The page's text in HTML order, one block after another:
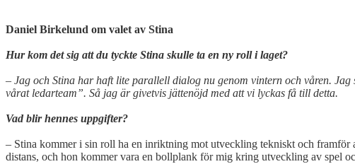
Daniel Birkelund om valet av Stina
Hur kom det sig att du tyckte Stina skulle ta en ny roll i laget?
– Jag och Stina har haft lite parallell dialog nu genom vintern och våren.
vårat ledarteam”. Så jag är givetvis jättenöjd med att vi lyckas få till detta.
Vad blir hennes uppgifter?
– Stina kommer i sin roll ha en inriktning mot utveckling tekniskt och
distans, och hon kommer vara en bollplank för mig kring utveckling av spel